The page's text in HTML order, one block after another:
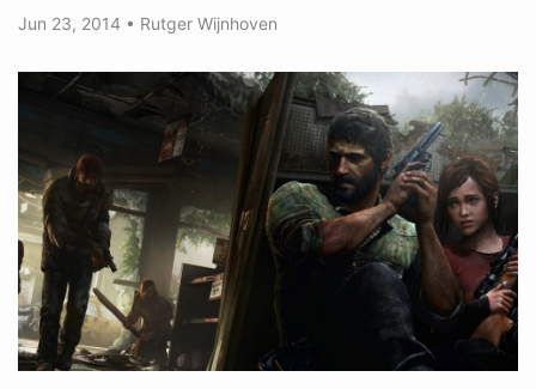
Jun 23, 2014 • Rutger Wijnhoven